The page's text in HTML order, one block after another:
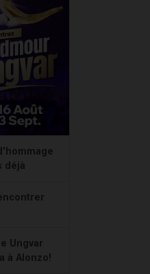
déjà
Ungvar
à Alonzo!